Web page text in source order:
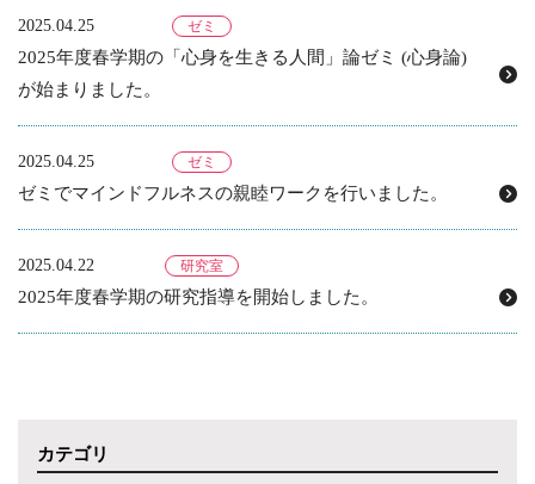
2025.04.25 ゼミ
2025年度春学期の「心身を生きる人間」論ゼミ (心身論)
が始まりました。
2025.04.25 ゼミ
ゼミでマインドフルネスの親睦ワークを行いました。
2025.04.22 研究室
2025年度春学期の研究指導を開始しました。
カテゴリ